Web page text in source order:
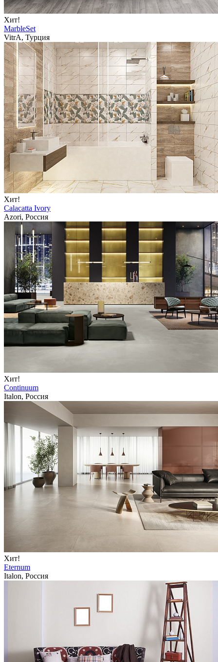
Хит!
MarbleSet
VitrA, Турция
Хит!
Calacatta Ivory
Azori, Россия
Хит!
Continuum
Italon, Россия
Хит!
Eternum
Italon, Россия